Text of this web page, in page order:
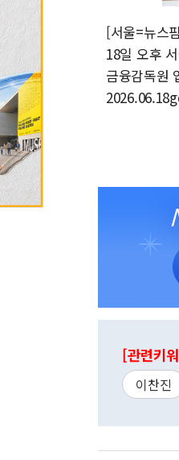
[서울=뉴스
18일 오후
금융감독원
[관련키
이찬진